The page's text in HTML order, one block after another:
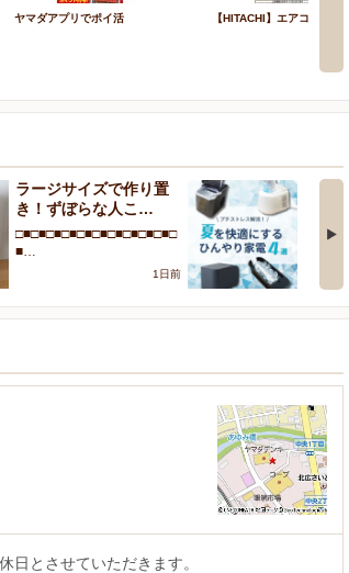
ヤマダアプリでポイ活 【HITACHI】エアコン大商
ラージサイズで作り置
き！ずぼらな人こ…
□■□■□■□■□■□■□■□■□■□■□
■…
1日前
プチ
を快
とさせていただきます。